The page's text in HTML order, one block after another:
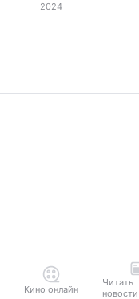
2024
Кино онлайн
Читать
новости